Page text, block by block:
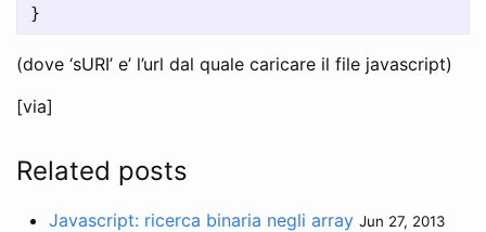
(dove ‘sURI’ e’ l’url dal quale caricare il file javascript)
[via]
Related posts
Javascript: ricerca binaria negli array Jun 27, 2013